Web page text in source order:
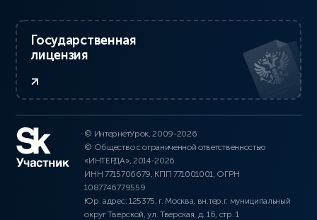
Государственная
лицензия
© ИнтернетУрок, 2009-2026
© Общество с ограниченной ответственностью
«ИНТЕРДА», 2014-2026
ИНН 7715706679, КПП 771001001, ОГРН
1087746779559
Юр. адрес: 125375, г. Москва, вн.тер.г. муниципальный
округ Тверской, ул. Тверская, д. 16, стр. 1